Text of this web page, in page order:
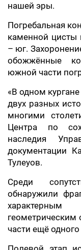
нашей эры.
Погребальная
каменной цисты
– юг.
обожжённые
южной части
«В одном
двух разных
многими
Центра по
наследия
документации
Тулеуов.
Среди
обнаружили
части ещё